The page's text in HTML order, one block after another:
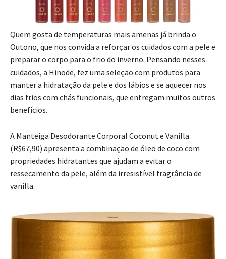
Quem gosta de temperaturas mais amenas já brinda o
Outono, que nos convida a reforçar os cuidados com a pele e
preparar o corpo para o frio do inverno. Pensando nesses
cuidados, a Hinode, fez uma seleção com produtos para
manter a hidratação da pele e dos lábios e se aquecer nos
dias frios com chás funcionais, que entregam muitos outros
benefícios.
A Manteiga Desodorante Corporal Coconut e Vanilla
(R$67,90) apresenta a combinação de óleo de coco com
propriedades hidratantes que ajudam a evitar o
ressecamento da pele, além da irresistível fragrância de
vanilla.